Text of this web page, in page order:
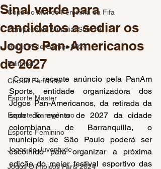
Copa do Mundo Feminina da Fifa
Campeonato Mundial Sub-19
Brazil Pride Games 2024
Editorial
Cricket Feminino
Esporte Master
Esporte Transgênero
Esporte Feminino
Jogos da Juventude
Jogos Olímpicos Paris 2024
Sinal verde para
candidatos a sediar os
Jogos Pan-Americanos
de 2027
Com o recente anúncio pela PanAm
Sports, entidade organizadora dos
Jogos Pan-Americanos, da retirada da
sede do evento de 2027 da cidade
colombiana de Barranquilla, o
município de São Paulo poderá ser
escolhido para organizar a próxima
edição do maior festival esportivo das